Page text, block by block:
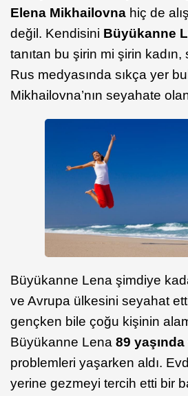
Elena Mikhailovna hiç de
değil. Kendisini Büyükanne
tanıtan bu şirin mi şirin
Rus medyasında sıkça yer
Mikhailovna’nın seyahate
Büyükanne Lena şimdiye
ve Avrupa ülkesini seyahat
gençken bile çoğu kişinin
Büyükanne Lena 89 yaşında
problemleri yaşarken aldı.
yerine gezmeyi tercih etti bir